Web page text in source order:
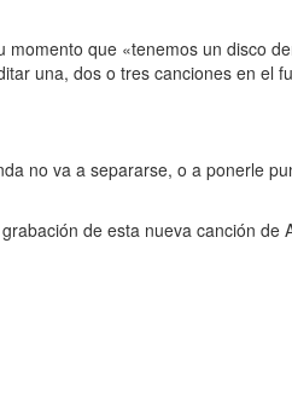
que «tenemos un disco
una, dos o tres canciones en el
no va a separarse, o a ponerle
de esta nueva canción de